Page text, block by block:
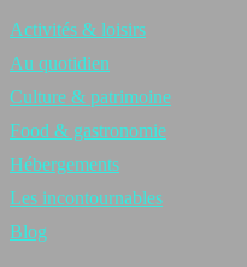
Activités & loisirs
Au quotidien
Culture & patrimoine
Food & gastronomie
Hébergements
Les incontournables
Blog